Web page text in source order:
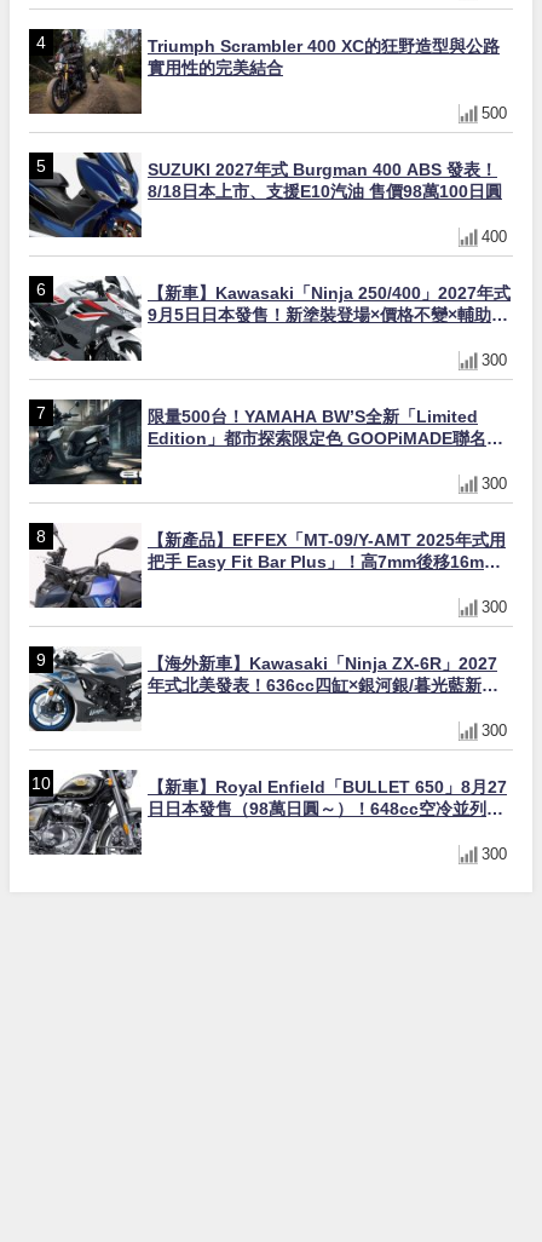
Triumph Scrambler 400 XC的狂野造型與公路
實用性的完美結合
500
SUZUKI 2027年式 Burgman 400 ABS 發表！
8/18日本上市、支援E10汽油 售價98萬100日圓
400
【新車】Kawasaki「Ninja 250/400」2027年式
9月5日日本發售！新塗裝登場×價格不變×輔助滑
300
限量500台！YAMAHA BW’S全新「Limited
Edition」都市探索限定色 GOOPiMADE聯名包
300
【新產品】EFFEX「MT-09/Y-AMT 2025年式用
把手 Easy Fit Bar Plus」！高7mm後移16mm
300
【海外新車】Kawasaki「Ninja ZX-6R」2027
年式北美發表！636cc四缸×銀河銀/暮光藍新色
300
【新車】Royal Enfield「BULLET 650」8月27
日日本發售（98萬日圓～）！648cc空冷並列雙
300